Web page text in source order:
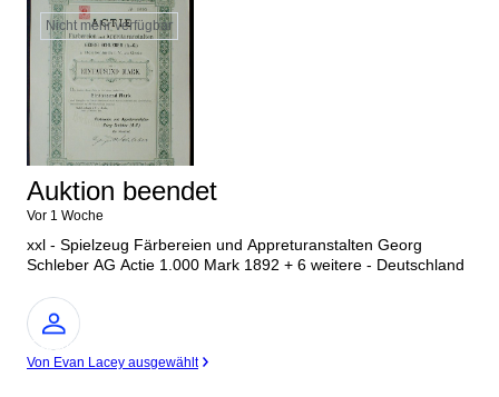
Nicht mehr verfügbar
Auktion beendet
Vor 1 Woche
xxl - Spielzeug Färbereien und Appreturanstalten Georg
Schleber AG Actie 1.000 Mark 1892 + 6 weitere - Deutschland
Experte
Von Evan Lacey ausgewählt